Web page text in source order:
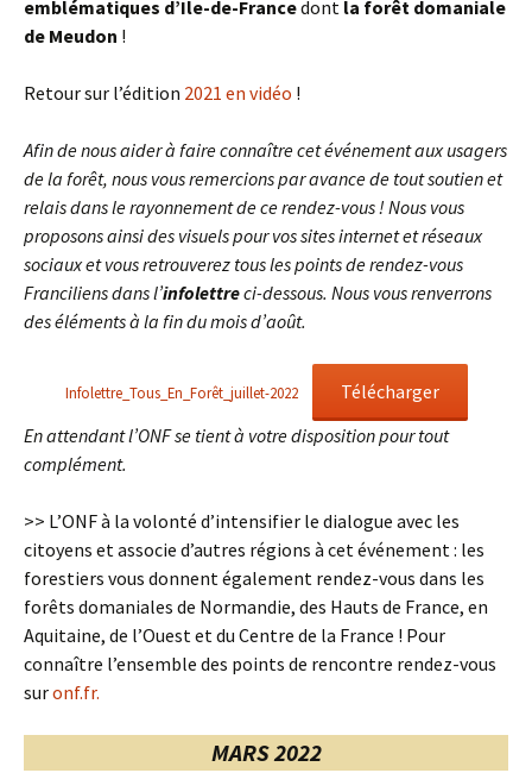
emblématiques d’Ile-de-Francedont la forêt domaniale
de Meudon !
Retour sur l’édition 2021 en vidéo !
Afin de nous aider à faire connaître cet événement aux usagers
de la forêt, nous vous remercions par avance de tout soutien et
relais dans le rayonnement de ce rendez-vous ! Nous vous
proposons ainsi des visuels pour vos sites internet et réseaux
sociaux et vous retrouverez tous les points de rendez-vous
Franciliens dans l’infolettreci-dessous. Nous vous renverrons
des éléments à la fin du mois d’août.
Infolettre_Tous_En_Forêt_juillet-2022
Télécharger
En attendant l’ONF se tient à votre disposition pour tout
complément.
>> L’ONF à la volonté d’intensifier le dialogue avec les
citoyens et associe d’autres régions à cet événement : les
forestiers vous donnent également rendez-vous dans les
forêts domaniales de Normandie, des Hauts de France, en
Aquitaine, de l’Ouest et du Centre de la France ! Pour
connaître l’ensemble des points de rencontre rendez-vous
suronf.fr.
MARS 2022